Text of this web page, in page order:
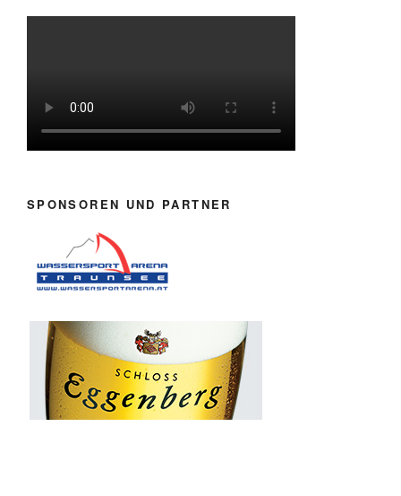
SPONSOREN UND PARTNER